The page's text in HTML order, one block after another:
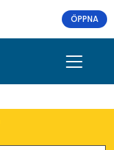
ÖPPNA